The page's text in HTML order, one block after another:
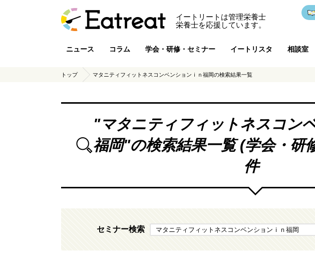
イートリートは管理栄養士
栄養士を応援しています。
ニュース コラム 学会・研修・セミナー イートリスタ 相談室
トップ マタニティフィットネスコンベンションｉｎ福岡の検索結果一覧
"マタニティフィットネスコン
福岡"の検索結果一覧 (学会・研
件
セミナー検索